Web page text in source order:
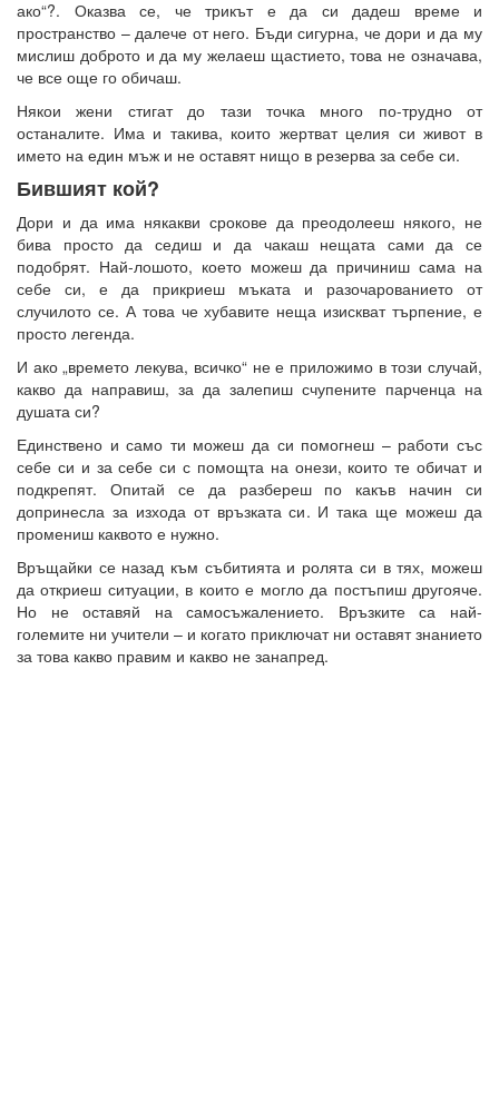
ако“?. Оказва се, че трикът е да си дадеш време и
пространство – далече от него. Бъди сигурна, че дори и да му
мислиш доброто и да му желаеш щастието, това не означава,
че все още го обичаш.
Някои жени стигат до тази точка много по-трудно от
останалите. Има и такива, които жертват целия си живот в
името на един мъж и не оставят нищо в резерва за себе си.
Бившият кой?
Дори и да има някакви срокове да преодолееш някого, не
бива просто да седиш и да чакаш нещата сами да се
подобрят. Най-лошото, което можеш да причиниш сама на
себе си, е да прикриеш мъката и разочарованието от
случилото се. А това че хубавите неща изискват търпение, е
просто легенда.
И ако „времето лекува, всичко“ не е приложимо в този случай,
какво да направиш, за да залепиш счупените парченца на
душата си?
Единствено и само ти можеш да си помогнеш – работи със
себе си и за себе си с помощта на онези, които те обичат и
подкрепят. Опитай се да разбереш по какъв начин си
допринесла за изхода от връзката си. И така ще можеш да
промениш каквото е нужно.
Връщайки се назад към събитията и ролята си в тях, можеш
да откриеш ситуации, в които е могло да постъпиш другояче.
Но не оставяй на самосъжалението. Връзките са най-
големите ни учители – и когато приключат ни оставят знанието
за това какво правим и какво не занапред.